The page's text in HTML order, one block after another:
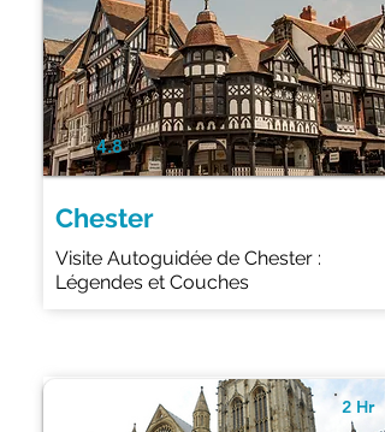
4.8
Chester
Visite Autoguidée de Chester :
Légendes et Couches
2 Hr